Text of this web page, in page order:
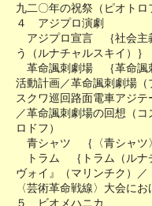
九二〇年の祝祭（ピオトロ
４ アジプロ演劇
アジプロ宣言 ｛社会主
う（ルナチャルスキイ）｝
革命諷刺劇場 ｛革命諷
活動計画／革命諷刺劇場
スクワ巡回路面電車アジテ
／革命諷刺劇場の回想（
ロドフ）
青シャツ ｛〈青シャツ
トラム ｛トラム（ルナ
ヴォイ』（マリンチク）
〈芸術革命戦線〉大会に
５ ビオメハニカ